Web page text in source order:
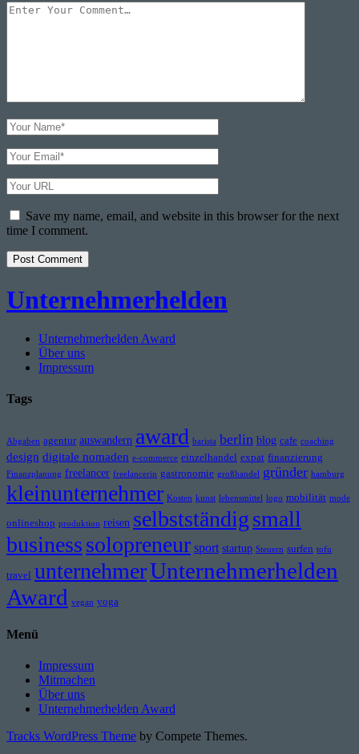
Your
Your
Name
Your
Email
Your
Website
URLSave my name, email, and website in this browser for the next
time I comment.
Unternehmerhelden
Unternehmerhelden Award
Über uns
Impressum
Tags
Abgaben agentur auswandern award barista berlin blog cafe coaching
design digitale nomaden e-commerce einzelhandel expat finanzierung
Finanzplanung freelancer freelancerin gastronomie großhandel gründer hamburg
kleinunternehmer Kosten kunst lebensmittel logo mobilität mode
onlineshop produktion reisen selbstständigsmall
businesssolopreneur sport startup Steuern surfen tofu
travel unternehmerUnternehmerhelden
Award vegan yoga
Menü
Impressum
Mitmachen
Über uns
Unternehmerhelden Award
Tracks WordPress Theme by Compete Themes.